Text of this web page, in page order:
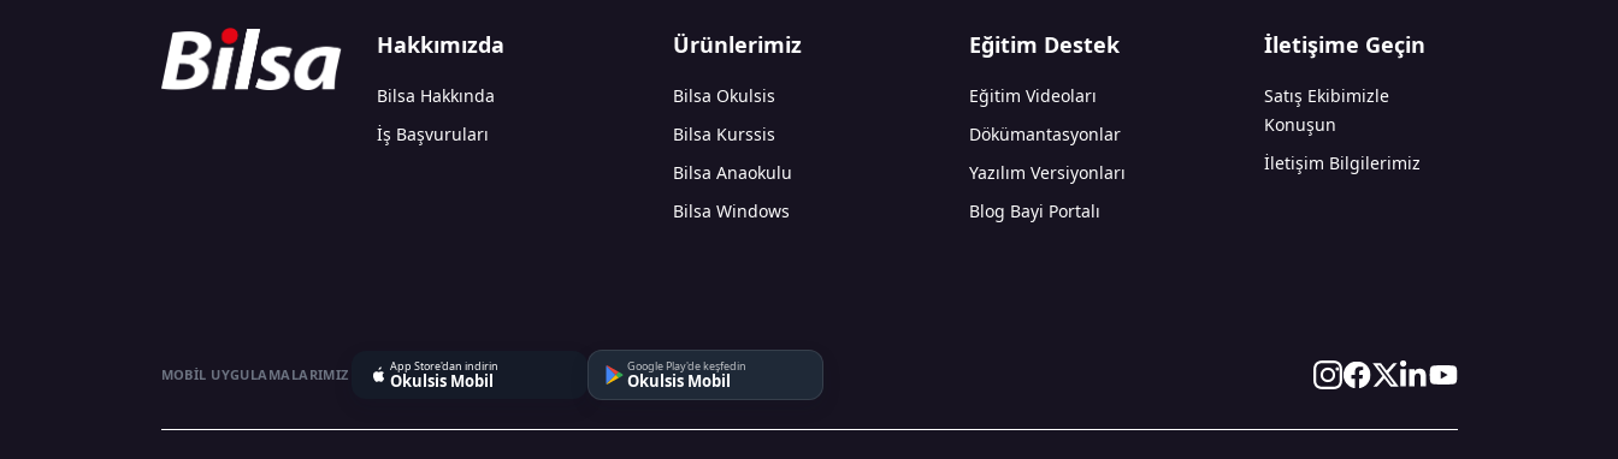
Hakkımızda
Bilsa Hakkında
İş Başvuruları
Ürünlerimiz
Bilsa Okulsis
Bilsa Kurssis
Bilsa Anaokulu
Bilsa Windows
Eğitim Destek
Eğitim Videoları
Dökümantasyonlar
Yazılım Versiyonları
Blog Bayi Portalı
İletişime Geçin
Satış Ekibimizle
Konuşun
İletişim Bilgilerimiz
MOBIL UYGULAMALARIMIZ App Store'dan indirin
Okulsis Mobil
Google Play'de keşfedin
Okulsis Mobil